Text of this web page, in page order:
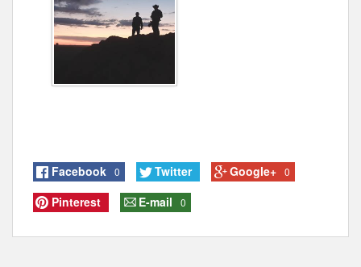
Facebook 0 Twitter Google+ 0
Pinterest E-mail 0